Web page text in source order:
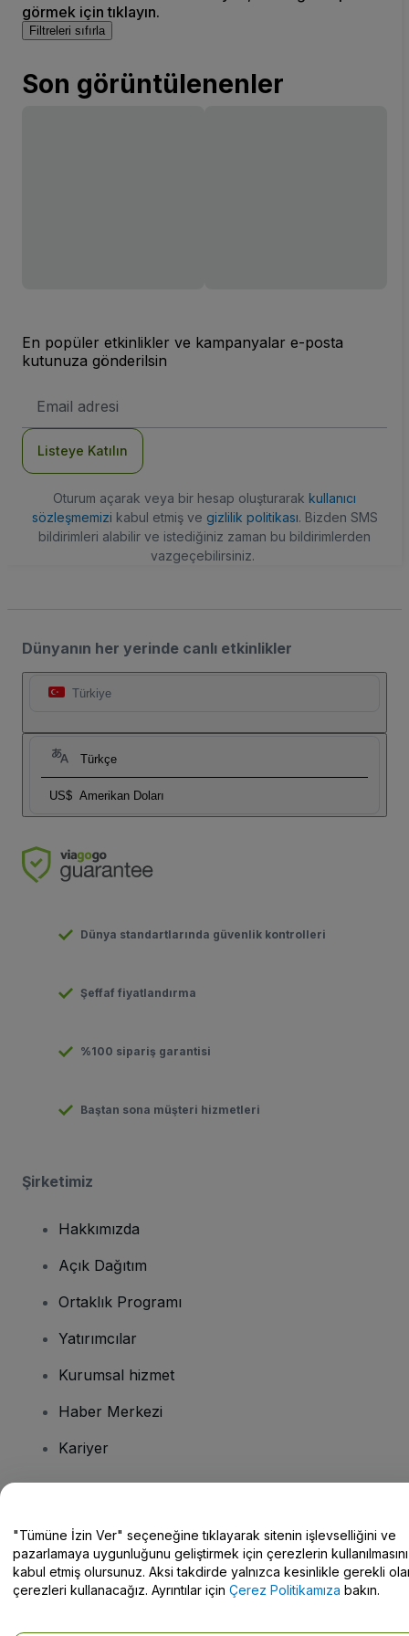
görmek için tıklayın.
Filtreleri sıfırla
Son görüntülenenler
En popüler etkinlikler ve kampanyalar e-posta
kutunuza gönderilsin
posta
Listeye Katılın
Oturum açarak veya bir hesap oluşturarak kullanıcı
sözleşmemizi kabul etmiş ve gizlilik politikası. Bizden SMS
bildirimleri alabilir ve istediğiniz zaman bu bildirimlerden
vazgeçebilirsiniz.
Dünyanın her yerinde canlı etkinlikler
Türkiye
Türkçe
US$ Amerikan Doları
Dünya standartlarında güvenlik kontrolleri
Şeffaf fiyatlandırma
%100 sipariş garantisi
Baştan sona müşteri hizmetleri
Şirketimiz
Hakkımızda
Açık Dağıtım
Ortaklık Programı
Yatırımcılar
Kurumsal hizmet
Haber Merkezi
Kariyer
Yardım Merkezi / Bize Ulaşın
"Tümüne İzin Ver" seçeneğine tıklayarak sitenin işlevselliğini ve
pazarlamaya uygunluğunu geliştirmek için çerezlerin kullanılmasını
kabul etmiş olursunuz. Aksi takdirde yalnızca kesinlikle gerekli
çerezleri kullanacağız. Ayrıntılar için Çerez Politikamıza bakın.